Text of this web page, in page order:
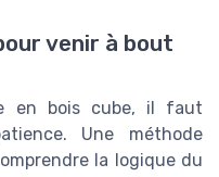
venir à bout
en bois cube, il faut
Une méthode
la logique du